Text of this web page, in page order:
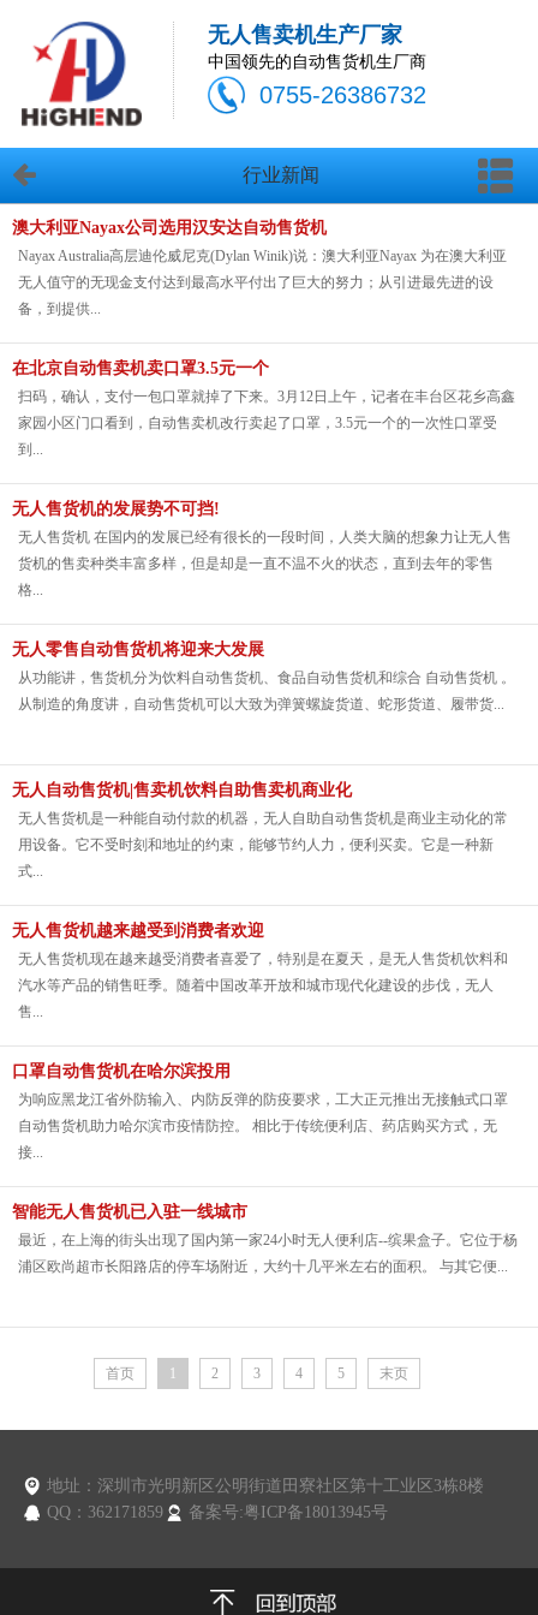
无人售卖机生产厂家
中国领先的自动售货机生厂商
0755-26386732
行业新闻
澳大利亚Nayax公司选用汉安达自动售货机
Nayax Australia高层迪伦威尼克(Dylan Winik)说：澳大利亚Nayax 为在澳大利亚
无人值守的无现金支付达到最高水平付出了巨大的努力；从引进最先进的设
备，到提供...
在北京自动售卖机卖口罩3.5元一个
扫码，确认，支付一包口罩就掉了下来。3月12日上午，记者在丰台区花乡高鑫
家园小区门口看到，自动售卖机改行卖起了口罩，3.5元一个的一次性口罩受
到...
无人售货机的发展势不可挡!
无人售货机 在国内的发展已经有很长的一段时间，人类大脑的想象力让无人售
货机的售卖种类丰富多样，但是却是一直不温不火的状态，直到去年的零售
格...
无人零售自动售货机将迎来大发展
从功能讲，售货机分为饮料自动售货机、食品自动售货机和综合 自动售货机 。
从制造的角度讲，自动售货机可以大致为弹簧螺旋货道、蛇形货道、履带货...
无人自动售货机|售卖机饮料自助售卖机商业化
无人售货机是一种能自动付款的机器，无人自助自动售货机是商业主动化的常
用设备。它不受时刻和地址的约束，能够节约人力，便利买卖。它是一种新
式...
无人售货机越来越受到消费者欢迎
无人售货机现在越来越受消费者喜爱了，特别是在夏天，是无人售货机饮料和
汽水等产品的销售旺季。随着中国改革开放和城市现代化建设的步伐，无人
售...
口罩自动售货机在哈尔滨投用
为响应黑龙江省外防输入、内防反弹的防疫要求，工大正元推出无接触式口罩
自动售货机助力哈尔滨市疫情防控。 相比于传统便利店、药店购买方式，无
接...
智能无人售货机已入驻一线城市
最近，在上海的街头出现了国内第一家24小时无人便利店--缤果盒子。它位于杨
浦区欧尚超市长阳路店的停车场附近，大约十几平米左右的面积。 与其它便...
首页 1 2 3 4 5 末页
地址：深圳市光明新区公明街道田寮社区第十工业区3栋8楼
QQ：362171859
备案号:粤ICP备18013945号